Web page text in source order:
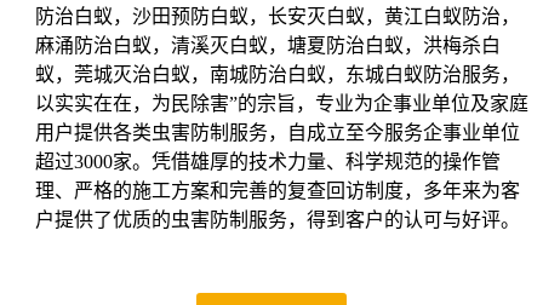
防治白蚁，沙田预防白蚁，长安灭白蚁，黄江白蚁防治，
麻涌防治白蚁，清溪灭白蚁，塘夏防治白蚁，洪梅杀白
蚁，莞城灭治白蚁，南城防治白蚁，东城白蚁防治服务，
以实实在在，为民除害”的宗旨，专业为企事业单位及家庭
用户提供各类虫害防制服务，自成立至今服务企事业单位
超过3000家。凭借雄厚的技术力量、科学规范的操作管
理、严格的施工方案和完善的复查回访制度，多年来为客
户提供了优质的虫害防制服务，得到客户的认可与好评。